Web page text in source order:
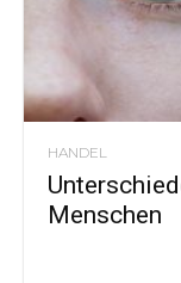
HANDEL
Menschen